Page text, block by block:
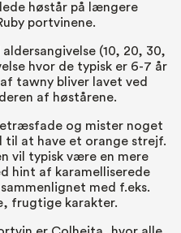
høstår på længere
portvinene.
(10, 20, 30,
hvor de typisk er 6-7 år
tawny bliver lavet ved
af høstårene.
og mister noget
til at have et orange strejf.
vil typisk være en mere
hint af karamelliserede
med f.eks.
frugtige karakter.